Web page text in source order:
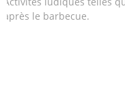
après le barbecue.